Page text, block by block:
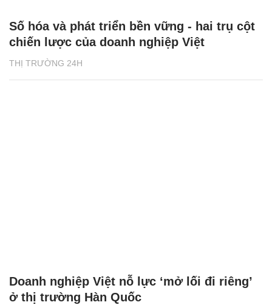
THỊ TRƯỜNG 24H
Số hóa và phát triển bền vững - hai trụ cột
chiến lược của doanh nghiệp Việt
Doanh nghiệp Việt nỗ lực ‘mở lối đi riêng’
ở thị trường Hàn Quốc